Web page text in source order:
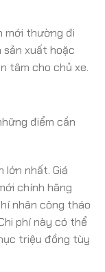
mới thường đi
sản xuất hoặc
tâm cho chủ xe.
điểm cần
lớn nhất. Giá
chính hãng
nhân công tháo
phí này có thể
triệu đồng tùy